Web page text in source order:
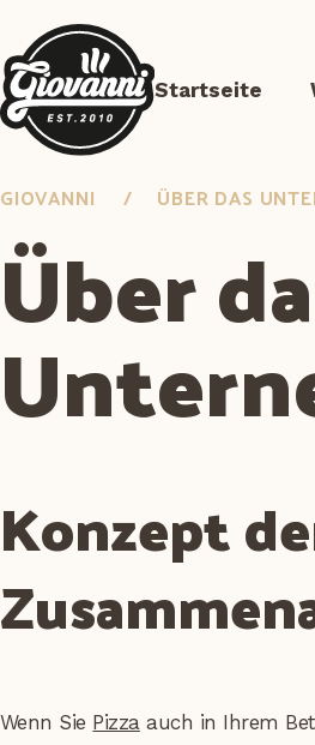
Startseite
Pizzen
GIOVANNI ÜBER DAS
Über
Konzept
Wenn Sie Pizzaauch in Ihrem